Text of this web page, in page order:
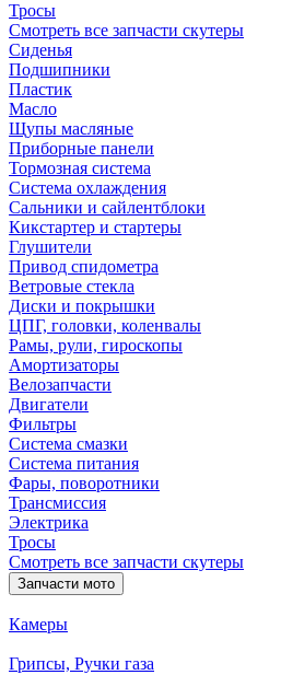
Тросы
Смотреть все запчасти скутеры
Сиденья
Подшипники
Пластик
Масло
Щупы масляные
Приборные панели
Тормозная система
Система охлаждения
Сальники и сайлентблоки
Кикстартер и стартеры
Глушители
Привод спидометра
Ветровые стекла
Диски и покрышки
ЦПГ, головки, коленвалы
Рамы, рули, гироскопы
Амортизаторы
Велозапчасти
Двигатели
Фильтры
Система смазки
Система питания
Фары, поворотники
Трансмиссия
Электрика
Тросы
Смотреть все запчасти скутеры
Запчасти мото
Камеры
Грипсы, Ручки газа